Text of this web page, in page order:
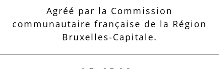
Agréé par la Commission
communautaire française de la Région
Bruxelles-Capitale.